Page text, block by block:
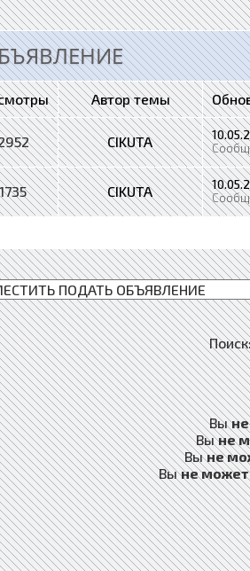
Автор темы
CIKUTA
CIKUTA
Вы
Выне
Выне
Выне